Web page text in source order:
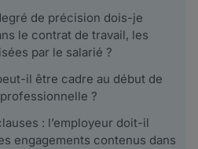
de précision dois-je
le contrat de travail, les
par le salarié ?
il être cadre au début de
?
: l’employeur doit-il
engagements contenus dans